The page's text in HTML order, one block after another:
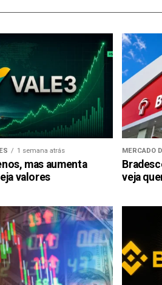
1 semana atrás
mas aumenta
valores
MERCADO
veja